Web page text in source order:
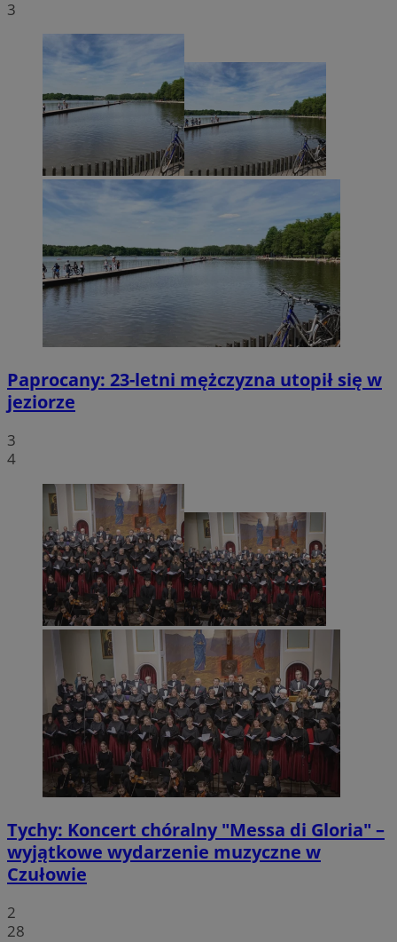
3
Paprocany: 23-letni mężczyzna utopił się w
jeziorze
3
4
Tychy: Koncert chóralny "Messa di Gloria" –
wyjątkowe wydarzenie muzyczne w
Czułowie
2
28